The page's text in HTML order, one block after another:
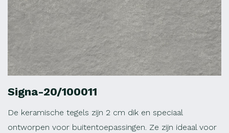
Signa-20/100011
De keramische tegels zijn 2 cm dik en speciaal
ontworpen voor buitentoepassingen. Ze zijn ideaal voor